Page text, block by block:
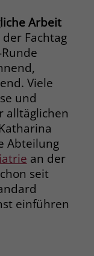
Arbeit
Fachtag
Viele
und
alltäglichen
Abteilung
an der
seit
einführen